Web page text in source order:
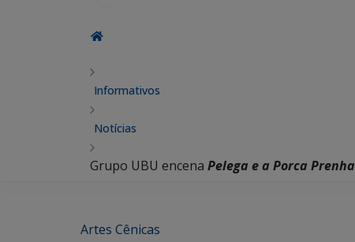
Informativos
Notícias
Grupo UBU encena Pelega e a Porca Prenha
Artes Cênicas